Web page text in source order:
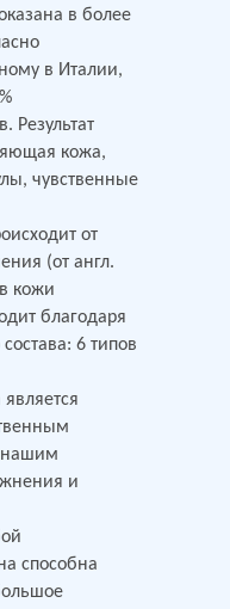
в более
в Италии,
Результат
кожа,
чувственные
от
(от англ.
кожи
благодаря
6 типов
нашим
и
способна